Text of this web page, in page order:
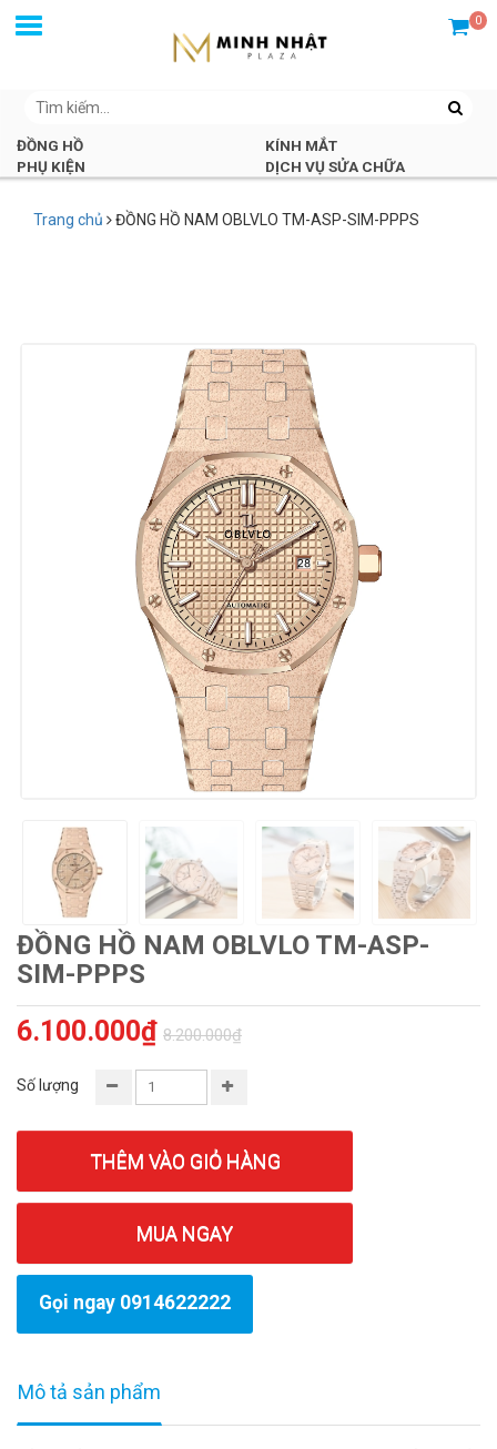
0
ĐỒNG HỒ
KÍNH MẮT
PHỤ KIỆN
DỊCH VỤ SỬA CHỮA
Trang chủ ĐỒNG HỒ NAM OBLVLO TM-ASP-SIM-PPPS
ĐỒNG HỒ NAM OBLVLO TM-ASP-
SIM-PPPS
6.100.000₫ 8.200.000₫
Số lượng
THÊM VÀO GIỎ HÀNG
MUA NGAY
Gọi ngay 0914622222
Mô tả sản phẩm